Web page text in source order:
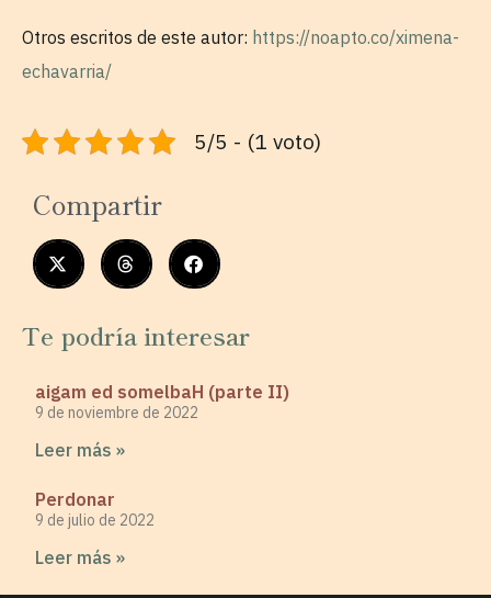
Otros escritos de este autor: https://noapto.co/ximena-
echavarria/
5/5 - (1 voto)
Compartir
Te podría interesar
aigam ed somelbaH (parte II)
9 de noviembre de 2022
Leer más »
Perdonar
9 de julio de 2022
Leer más »